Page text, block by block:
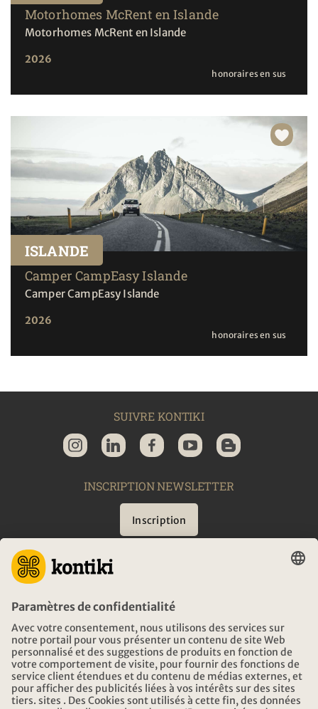
Motorhomes McRent en Islande
Motorhomes McRent en Islande
2026
honoraires en sus
ISLANDE
Camper CampEasy Islande
Camper CampEasy Islande
2026
honoraires en sus
SUIVRE KONTIKI
INSCRIPTION NEWSLETTER
Inscription
CONSEIL
URGENCES EN VOYAGE
HEURES D'OUVERTURE KONTIKI VOYAGES
TÉLÉCHARGEMENT ET LIENS